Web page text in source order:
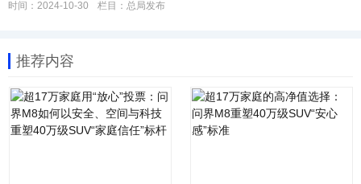
时间：2024-10-30 栏目： 总局发布
推荐内容